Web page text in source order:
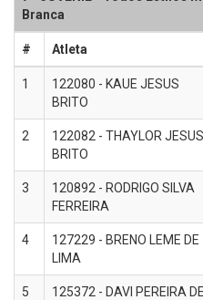
Branca
# Atleta
1
122080 - KAUE JESUS
BRITO
2
122082 - THAYLOR JESUS
BRITO
3
120892 - RODRIGO SILVA
FERREIRA
4
127229 - BRENO LEME DE
LIMA
5 125372 - DAVI PEREIRA DE